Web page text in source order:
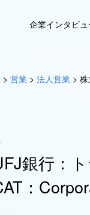
企業インタビュ
> 営業 > 法人営業 >
銀行：
：